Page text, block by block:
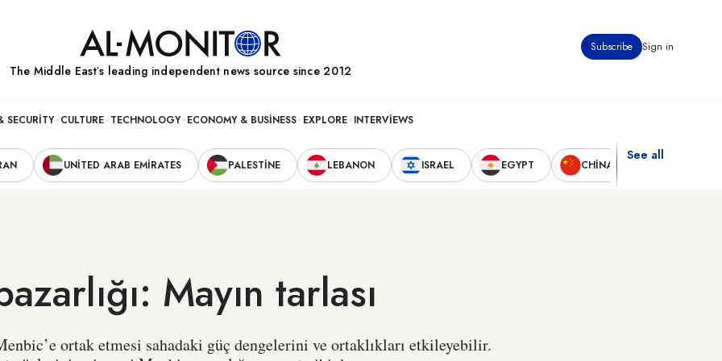
Subscribe Sign in
The Middle Eastʼs leading independent news source since 2012
SECURITY CULTURE TECHNOLOGY ECONOMY & BUSINESS EXPLORE INTERVIEWS
UNITED ARAB EMIRATES PALESTINE LEBANON ISRAEL EGYPT CHINA
See all
Mayın tarlası
ortak etmesi sahadaki güç dengelerini ve ortaklıkları etkileyebilir.